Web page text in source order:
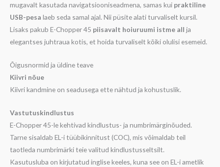
mugavalt kasutada navigatsiooniseadmena, samas kui praktiline
USB-pesa laeb seda samal ajal. Nii püsite alati turvaliselt kursil.
Lisaks pakub E-Chopper 45 piisavalt hoiuruumi istme all ja
elegantses juhtraua kotis, et hoida turvaliselt kõiki olulisi esemeid.
Õigusnormid ja üldine teave
Kiivri nõue
Kiivri kandmine on seadusega ette nähtud ja kohustuslik.
Vastutuskindlustus
E-Chopper 45-le kehtivad kindlustus- ja numbrimärginõuded.
Tarne sisaldab EL-i tüübikinnitust (COC), mis võimaldab teil
taotleda numbrimärki teie valitud kindlustusseltsilt.
Kasutusluba on kirjutatud inglise keeles, kuna see on EL-i ametlik